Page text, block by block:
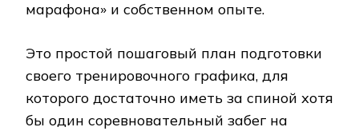
марафона» и собственном опыте.
Это простой пошаговый план подготовки
своего тренировочного графика, для
которого достаточно иметь за спиной хотя
бы один соревновательный забег на